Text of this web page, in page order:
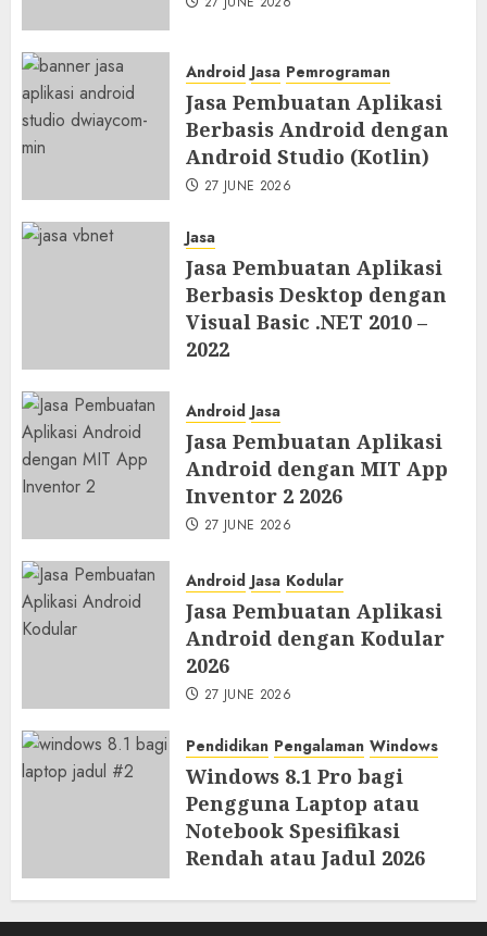
Android Jasa Pemrograman
Jasa Pembuatan Aplikasi
Berbasis Android dengan
Android Studio (Kotlin)
27 JUNE 2026
Jasa
Jasa Pembuatan Aplikasi
Berbasis Desktop dengan
Visual Basic .NET 2010 –
2022
Android Jasa
Jasa Pembuatan Aplikasi
Android dengan MIT App
Inventor 2 2026
27 JUNE 2026
Android Jasa Kodular
Jasa Pembuatan Aplikasi
Android dengan Kodular
2026
27 JUNE 2026
Pendidikan Pengalaman Windows
Windows 8.1 Pro bagi
Pengguna Laptop atau
Notebook Spesifikasi
Rendah atau Jadul 2026